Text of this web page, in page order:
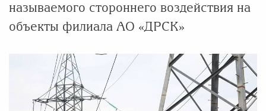
называемого стороннего воздействия на
объекты филиала АО «ДРСК»